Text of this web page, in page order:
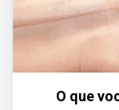
O que